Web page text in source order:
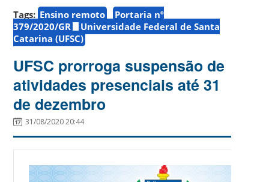
Tags: Ensino remoto
Portaria nº
379/2020/GR
Universidade Federal de Santa
Catarina (UFSC)
UFSC prorroga suspensão de
atividades presenciais até 31
de dezembro
31/08/2020 20:44